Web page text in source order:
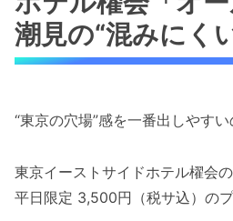
潮見の“混みにく
“東京の穴場”感を一番出しやすい
東京イーストサイドホテル櫂会
平日限定 3,500円（税サ込）の